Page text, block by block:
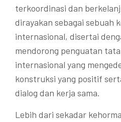
terkoordinasi dan
dirayakan sebagai sebuah
internasional, disertai
mendorong penguatan tata
internasional yang
konstruksi yang positif
dialog dan kerja sama.
Lebih dari sekadar